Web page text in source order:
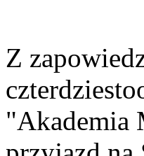
Z
"Akademia